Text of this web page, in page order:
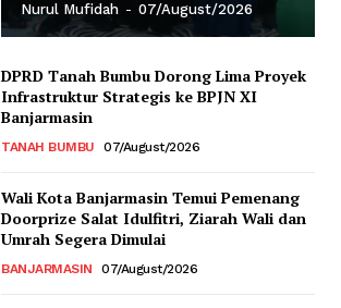
Nurul Mufidah - 07/August/2026
DPRD Tanah Bumbu Dorong Lima Proyek
Infrastruktur Strategis ke BPJN XI
Banjarmasin
TANAH BUMBU 07/August/2026
Wali Kota Banjarmasin Temui Pemenang
Doorprize Salat Idulfitri, Ziarah Wali dan
Umrah Segera Dimulai
BANJARMASIN 07/August/2026